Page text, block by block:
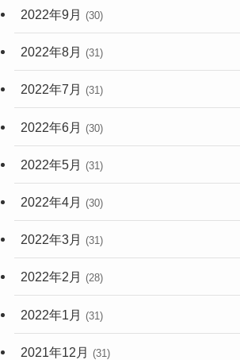
2022年9月 (30)
2022年8月 (31)
2022年7月 (31)
2022年6月 (30)
2022年5月 (31)
2022年4月 (30)
2022年3月 (31)
2022年2月 (28)
2022年1月 (31)
2021年12月 (31)